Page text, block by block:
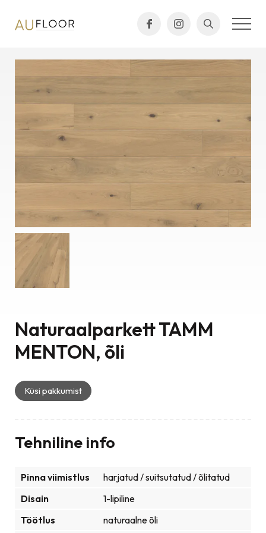
Naturaalparkett TAMM
MENTON, õli
Küsi pakkumist
Tehniline info
Pinna viimistlus
harjatud / suitsutatud / õlitatud
Disain
1-lipiline
Töötlus
naturaalne õli